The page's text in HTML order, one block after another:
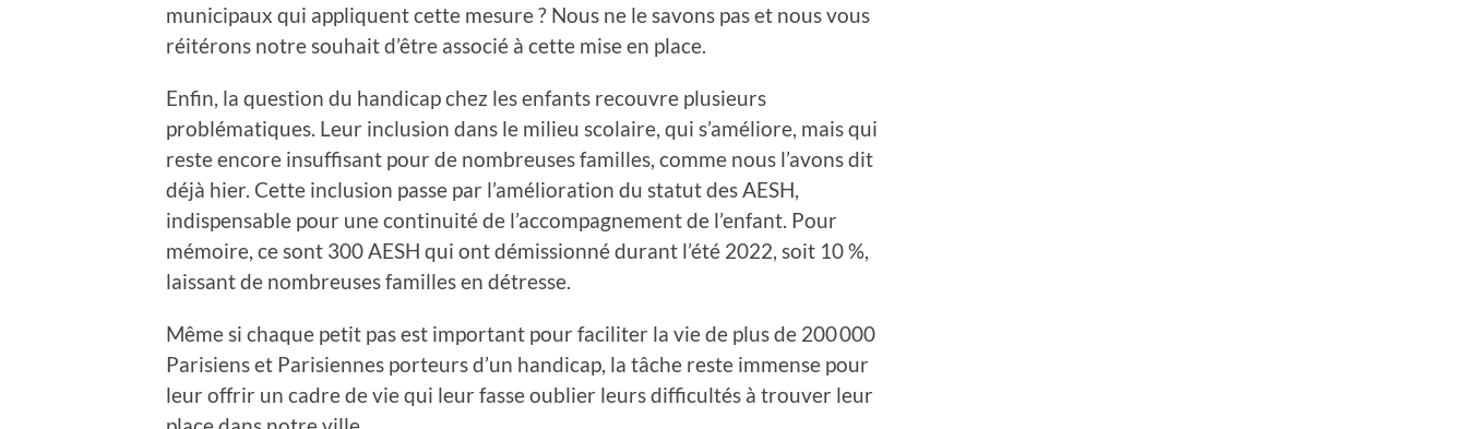
municipaux qui appliquent cette mesure ? Nous ne le savons pas et nous vous
réitérons notre souhait d’être associé à cette mise en place.
Enfin, la question du handicap chez les enfants recouvre plusieurs
problématiques. Leur inclusion dans le milieu scolaire, qui s’améliore, mais qui
reste encore insuffisant pour de nombreuses familles, comme nous l’avons dit
déjà hier. Cette inclusion passe par l’amélioration du statut des AESH,
indispensable pour une continuité de l’accompagnement de l’enfant. Pour
mémoire, ce sont 300 AESH qui ont démissionné durant l’été 2022, soit 10 %,
laissant de nombreuses familles en détresse.
Même si chaque petit pas est important pour faciliter la vie de plus de 200 000
Parisiens et Parisiennes porteurs d’un handicap, la tâche reste immense pour
leur offrir un cadre de vie qui leur fasse oublier leurs difficultés à trouver leur